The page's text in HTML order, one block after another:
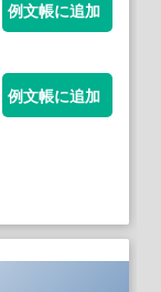
例文帳に追加
例文帳に追加